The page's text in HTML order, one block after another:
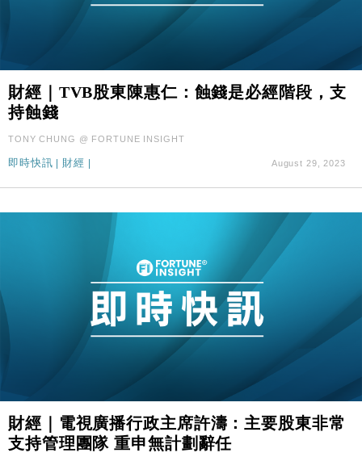
財經｜TVB股東陳惠仁：蝕錢是必經階段，支
持蝕錢
TONY CHUNG @ FORTUNE INSIGHT
即時快訊 | 財經 | August 29, 2023
財經｜電視廣播行政主席許濤：主要股東非常
支持管理團隊 重申無計劃辭任